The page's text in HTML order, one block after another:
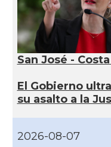
San José -
El Gobierno
su asalto a la
2026-08-07